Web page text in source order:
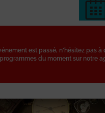
est passé, n'hésitez pas à
programmes du moment sur notre